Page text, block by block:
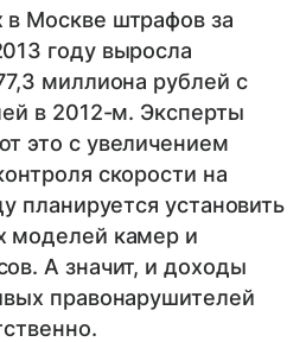
Москве штрафов за
году выросла
миллиона рублей с
в 2012-м. Эксперты
это с увеличением
скорости на
планируется установить
моделей камер и
А значит, и доходы
правонарушителей